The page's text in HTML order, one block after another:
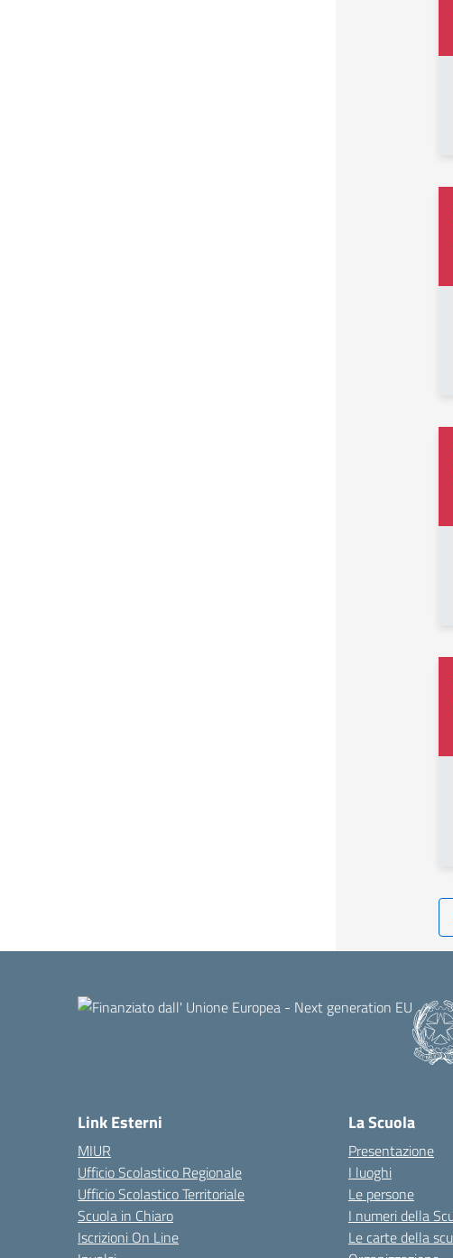
Link Esterni
MIUR
Ufficio Scolastico Regionale
Ufficio Scolastico Territoriale
Scuola in Chiaro
Iscrizioni On Line
La Scuola
Presentazione
I luoghi
Le persone
I numeri della
Le carte della